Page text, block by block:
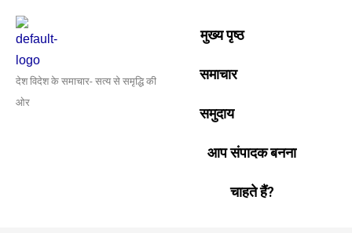
content
देश विदेश के समाचार- सत्य से समृद्धि की
ओर
मुख्य पृष्ठ
समाचार
समुदाय
आप संपादक बनना
चाहते हैं?
navigation